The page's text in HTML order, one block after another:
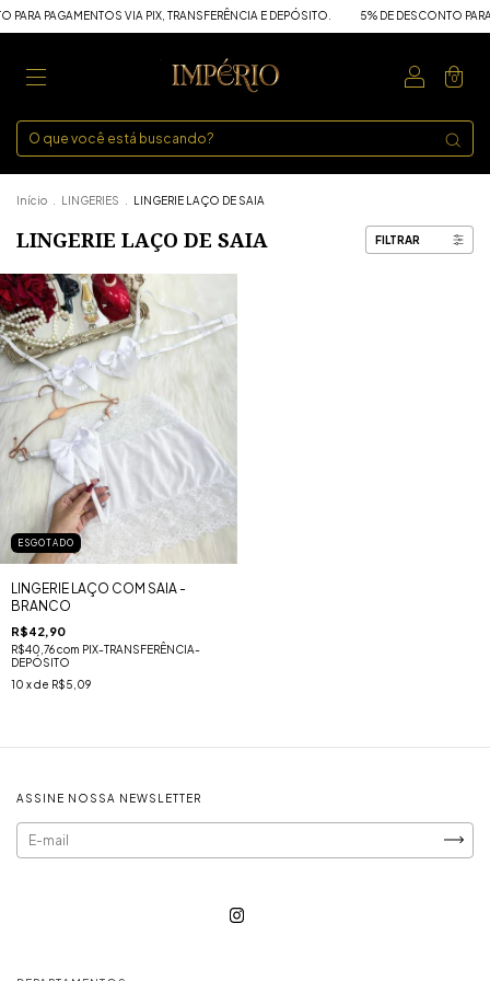
PAGAMENTOS VIA PIX, TRANSFERÊNCIA E DEPÓSITO. 5% DE DESCONTO
0
Início LINGERIES LINGERIE LAÇO DE SAIA
LINGERIE LAÇO DE SAIA FILTRAR
ESGOTADO
LINGERIE LAÇO COM SAIA -
BRANCO
R$42,90
R$40,76com PIX-TRANSFERÊNCIA-
DEPÓSITO
10 x de R$5,09
ASSINE NOSSA NEWSLETTER